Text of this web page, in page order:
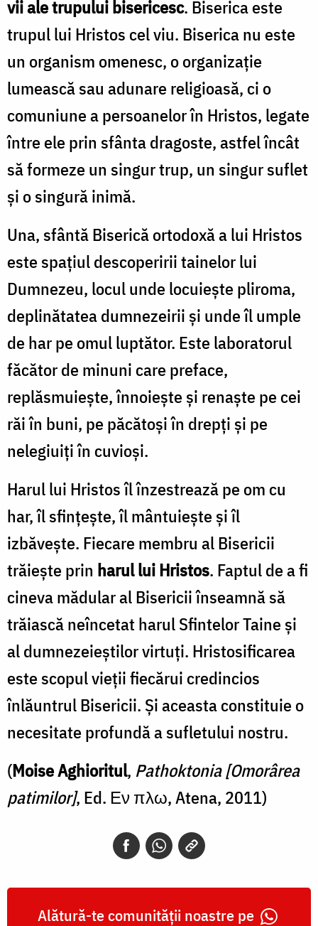
vii ale trupului bisericesc. Biserica este
trupul lui Hristos cel viu. Biserica nu este
un organism omenesc, o organizație
lumească sau adunare religioasă, ci o
comuniune a persoanelor în Hristos, legate
între ele prin sfânta dragoste, astfel încât
să formeze un singur trup, un singur suflet
și o singură inimă.
Una, sfântă Biserică ortodoxă a lui Hristos
este spațiul descoperirii tainelor lui
Dumnezeu, locul unde locuiește pliroma,
deplinătatea dumnezeirii și unde îl umple
de har pe omul luptător. Este laboratorul
făcător de minuni care preface,
replăsmuiește, înnoiește și renaște pe cei
răi în buni, pe păcătoși în drepți și pe
nelegiuiți în cuvioși.
Harul lui Hristos îl înzestrează pe om cu
har, îl sfințește, îl mântuiește și îl
izbăvește. Fiecare membru al Bisericii
trăiește prin harul lui Hristos. Faptul de a fi
cineva mădular al Bisericii înseamnă să
trăiască neîncetat harul Sfintelor Taine și
al dumnezeieștilor virtuți. Hristosificarea
este scopul vieții fiecărui credincios
înlăuntrul Bisericii. Și aceasta constituie o
necesitate profundă a sufletului nostru.
(Moise Aghioritul, Pathoktonia [Omorârea
patimilor], Ed. Εν πλω, Atena, 2011)
Alătură-te comunității noastre pe